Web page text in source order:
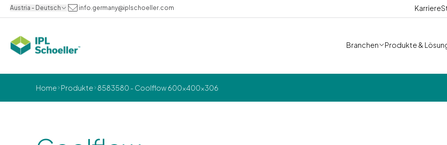
Austria - Deutsch info.germany@iplschoeller.com Karriere
Branchen Produkte &
Home Produkte 8583580 - Coolflow 600x400x306